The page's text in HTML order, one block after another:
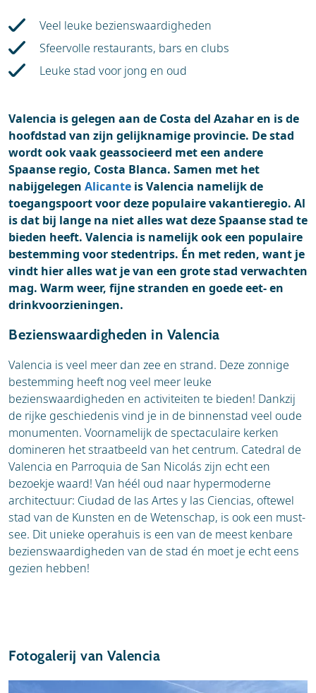
Veel leuke bezienswaardigheden
Sfeervolle restaurants, bars en clubs
Leuke stad voor jong en oud
Valencia is gelegen aan de Costa del Azahar en is de
hoofdstad van zijn gelijknamige provincie. De stad
wordt ook vaak geassocieerd met een andere
Spaanse regio, Costa Blanca. Samen met het
nabijgelegen Alicante is Valencia namelijk de
toegangspoort voor deze populaire vakantieregio. Al
is dat bij lange na niet alles wat deze Spaanse stad te
bieden heeft. Valencia is namelijk ook een populaire
bestemming voor stedentrips. Én met reden, want je
vindt hier alles wat je van een grote stad verwachten
mag. Warm weer, fijne stranden en goede eet- en
drinkvoorzieningen.
Bezienswaardigheden in Valencia
Valencia is veel meer dan zee en strand. Deze zonnige
bestemming heeft nog veel meer leuke
bezienswaardigheden en activiteiten te bieden! Dankzij
de rijke geschiedenis vind je in de binnenstad veel oude
monumenten. Voornamelijk de spectaculaire kerken
domineren het straatbeeld van het centrum. Catedral de
Valencia en Parroquia de San Nicolás zijn echt een
bezoekje waard! Van héél oud naar hypermoderne
architectuur: Ciudad de las Artes y las Ciencias, oftewel
stad van de Kunsten en de Wetenschap, is ook een must-
see. Dit unieke operahuis is een van de meest kenbare
bezienswaardigheden van de stad én moet je echt eens
gezien hebben!
Fotogalerij van Valencia